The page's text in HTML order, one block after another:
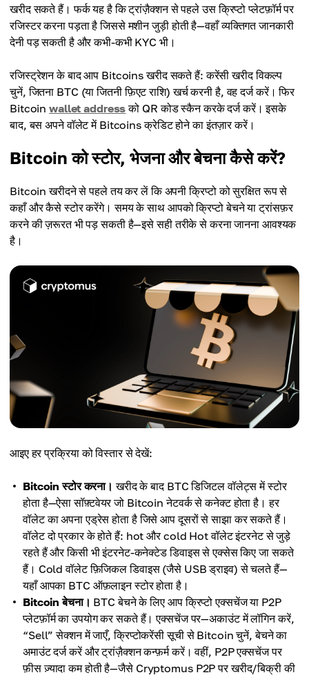
खरीद सकते हैं। फर्क यह है कि ट्रांज़ैक्शन से पहले उस क्रिप्टो प्लेटफ़ॉर्म पर
रजिस्टर करना पड़ता है जिससे मशीन जुड़ी होती है—वहाँ व्यक्तिगत जानकारी
देनी पड़ सकती है और कभी-कभी KYC भी।
रजिस्ट्रेशन के बाद आप Bitcoins खरीद सकते हैं: करेंसी खरीद विकल्प
चुनें, जितना BTC (या जितनी फ़िएट राशि) खर्च करनी है, वह दर्ज करें। फिर
Bitcoinwallet addressको QR कोड स्कैन करके दर्ज करें। इसके
बाद, बस अपने वॉलेट में Bitcoins क्रेडिट होने का इंतज़ार करें।
Bitcoin को स्टोर, भेजना और बेचना कैसे करें?
Bitcoin खरीदने से पहले तय कर लें कि अपनी क्रिप्टो को सुरक्षित रूप से
कहाँ और कैसे स्टोर करेंगे। समय के साथ आपको क्रिप्टो बेचने या ट्रांसफ़र
करने की ज़रूरत भी पड़ सकती है—इसे सही तरीके से करना जानना आवश्यक
है।
आइए हर प्रक्रिया को विस्तार से देखें:
Bitcoin स्टोर करना। खरीद के बाद BTC डिजिटल वॉलेट्स में स्टोर
होता है—ऐसा सॉफ़्टवेयर जो Bitcoin नेटवर्क से कनेक्ट होता है। हर
वॉलेट का अपना एड्रेस होता है जिसे आप दूसरों से साझा कर सकते हैं।
वॉलेट दो प्रकार के होते हैं: hot और cold Hot वॉलेट इंटरनेट से जुड़े
रहते हैं और किसी भी इंटरनेट-कनेक्टेड डिवाइस से एक्सेस किए जा सकते
हैं। Cold वॉलेट फ़िजिकल डिवाइस (जैसे USB ड्राइव) से चलते हैं—
यहाँ आपका BTC ऑफ़लाइन स्टोर होता है।
Bitcoin बेचना। BTC बेचने के लिए आप क्रिप्टो एक्सचेंज या P2P
प्लेटफ़ॉर्म का उपयोग कर सकते हैं। एक्सचेंज पर—अकाउंट में लॉगिन करें,
“Sell” सेक्शन में जाएँ, क्रिप्टोकरेंसी सूची से Bitcoin चुनें, बेचने का
अमाउंट दर्ज करें और ट्रांज़ैक्शन कन्फ़र्म करें। वहीं, P2P एक्सचेंज पर
फ़ीस ज़्यादा कम होती है—जैसे Cryptomus P2P पर खरीद/बिक्री की